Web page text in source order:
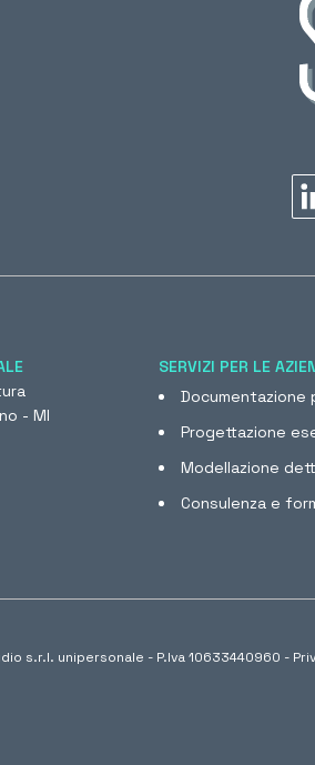
- MI
SERVIZI PER LE
Documentazione
Progettazione
Modellazione
Consulenza e
s.r.l. unipersonale - P.Iva 10633440960 -